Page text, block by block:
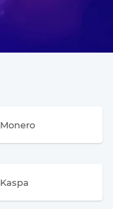
Monero
Kaspa